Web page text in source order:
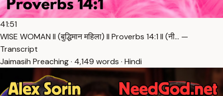
41:51
WISE WOMAN ll (बुद्धिमान महिला) ll Proverbs 14:1 ll (नी… —
Transcript
Jaimasih Preaching · 4,149 words · Hindi